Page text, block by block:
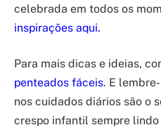
celebrada em todos os
inspirações aqui.
Para mais dicas e ideias,
penteados fáceis. E
nos cuidados diários são o
crespo infantil sempre lindo